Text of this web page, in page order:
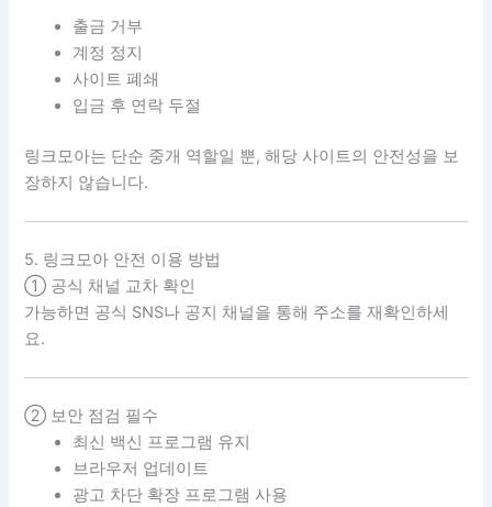
출금 거부
계정 정지
사이트 폐쇄
입금 후 연락 두절
링크모아는 단순 중개 역할일 뿐, 해당 사이트의 안전성을 보
장하지 않습니다.
5. 링크모아 안전 이용 방법
① 공식 채널 교차 확인
가능하면 공식 SNS나 공지 채널을 통해 주소를 재확인하세
요.
② 보안 점검 필수
최신 백신 프로그램 유지
브라우저 업데이트
광고 차단 확장 프로그램 사용